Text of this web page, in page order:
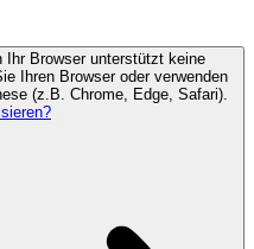
Ihr Browser unterstützt keine
Ihren Browser oder verwenden
(z.B. Chrome, Edge, Safari).